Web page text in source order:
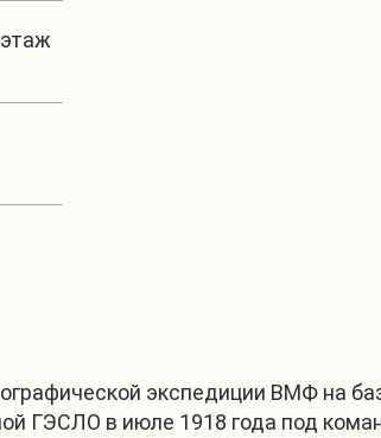
экспедиции ВМФ на
ГЭСЛО в июле 1918 года под